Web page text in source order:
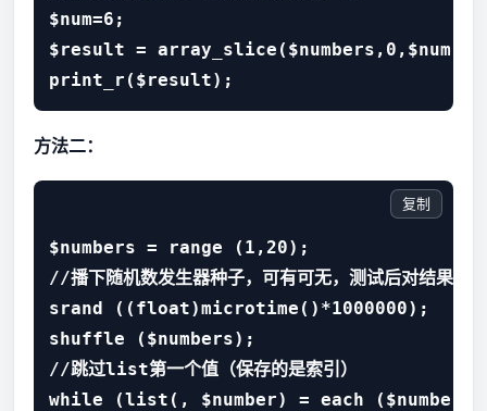
$num=6;
$result = array_slice($numbers,0,$num);
print_r($result);
方法二：
$numbers = range (1,20);
//播下随机数发生器种子，可有可无，测试后对结果没
srand ((float)microtime()*1000000);
shuffle ($numbers);
//跳过list第一个值（保存的是索引）
while (list(, $number) = each
复制